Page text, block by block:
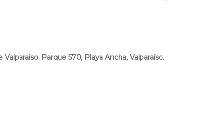
Valparaíso. Parque 570, Playa Ancha, Valparaíso.